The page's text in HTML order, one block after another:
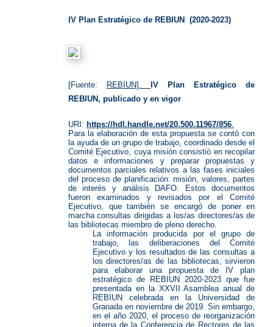
IV Plan Estratégico de REBIUN (2020-2023)
[Fuente: REBIUN].
IV Plan Estratégico de
REBIUN, publicado y en vigor
URI: https://hdl.handle.net/20.500.11967/856.
Para la elaboración de esta propuesta se contó con
la ayuda de un grupo de trabajo, coordinado desde el
Comité Ejecutivo, cuya misión consistió en recopilar
datos e informaciones y preparar propuestas y
documentos parciales relativos a las fases iniciales
del proceso de planificación: misión, valores, partes
de interés y análisis DAFO. Estos documentos
fueron examinados y revisados por el Comité
Ejecutivo, que también se encargó de poner en
marcha consultas dirigidas a los/as directores/as de
las bibliotecas miembro de pleno derecho.
La información producida por el grupo de
trabajo, las deliberaciones del Comité
Ejecutivo y los resultados de las consultas a
los directores/as de las bibliotecas, sirvieron
para elaborar una propuesta de IV plan
estratégico de REBIUN 2020-2023 que fue
presentada en la XXVII Asamblea anual de
REBIUN celebrada en la Universidad de
Granada en noviembre de 2019. Sin embargo,
en el año 2020, el proceso de reorganización
interna de la Conferencia de Rectores de las